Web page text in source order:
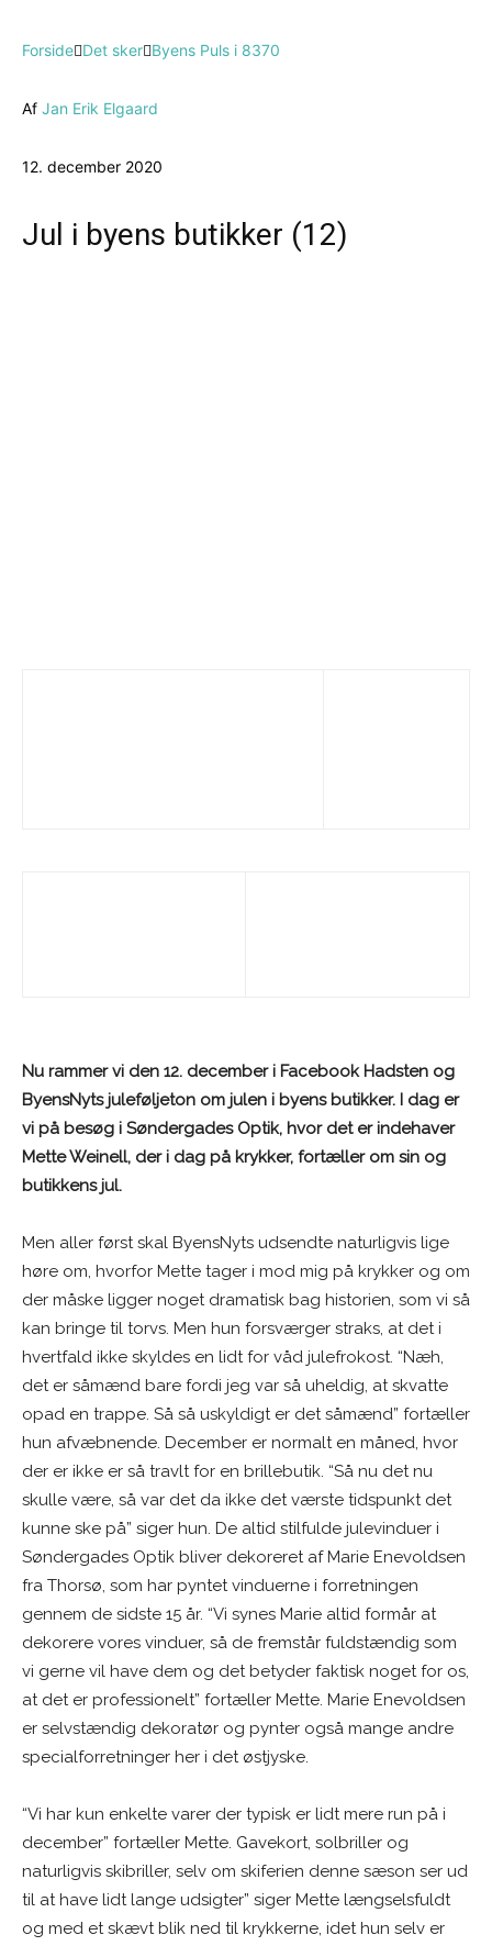
Forside Det sker Byens Puls i 8370
Af Jan Erik Elgaard
12. december 2020
Jul i byens butikker (12)
Nu rammer vi den 12. december i Facebook Hadsten og
ByensNyts juleføljeton om julen i byens butikker. I dag er
vi på besøg i Søndergades Optik, hvor det er indehaver
Mette Weinell, der i dag på krykker, fortæller om sin og
butikkens jul.
Men aller først skal ByensNyts udsendte naturligvis lige
høre om, hvorfor Mette tager i mod mig på krykker og om
der måske ligger noget dramatisk bag historien, som vi så
kan bringe til torvs. Men hun forsværger straks, at det i
hvertfald ikke skyldes en lidt for våd julefrokost. “Næh,
det er såmænd bare fordi jeg var så uheldig, at skvatte
opad en trappe. Så så uskyldigt er det såmænd” fortæller
hun afvæbnende. December er normalt en måned, hvor
der er ikke er så travlt for en brillebutik. “Så nu det nu
skulle være, så var det da ikke det værste tidspunkt det
kunne ske på” siger hun. De altid stilfulde julevinduer i
Søndergades Optik bliver dekoreret af Marie Enevoldsen
fra Thorsø, som har pyntet vinduerne i forretningen
gennem de sidste 15 år. “Vi synes Marie altid formår at
dekorere vores vinduer, så de fremstår fuldstændig som
vi gerne vil have dem og det betyder faktisk noget for os,
at det er professionelt” fortæller Mette. Marie Enevoldsen
er selvstændig dekoratør og pynter også mange andre
specialforretninger her i det østjyske.
“Vi har kun enkelte varer der typisk er lidt mere run på i
december” fortæller Mette. Gavekort, solbriller og
naturligvis skibriller, selv om skiferien denne sæson ser ud
til at have lidt lange udsigter” siger Mette længselsfuldt
og med et skævt blik ned til krykkerne, idet hun selv er